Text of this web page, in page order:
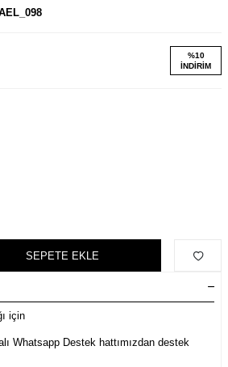
%10
İNDIRIM
SEPETE EKLE
için
Whatsapp Destek hattımızdan destek